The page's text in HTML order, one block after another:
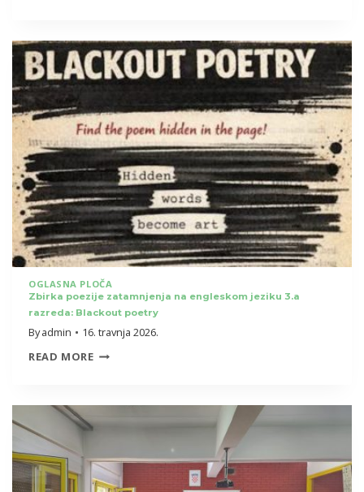
NA
INTERNETU
–
EDUKACIJA
ZA
RODITELJE
UČENIKA
PRVIH
RAZREDA
OGLASNA PLOČA
Zbirka poezije zatamnjenja na engleskom jeziku 3.a
razreda: Blackout poetry
Byadmin
16. travnja 2026.
READ MOREZBIRKA
ZATAMNJENJA
NA
JEZIKU